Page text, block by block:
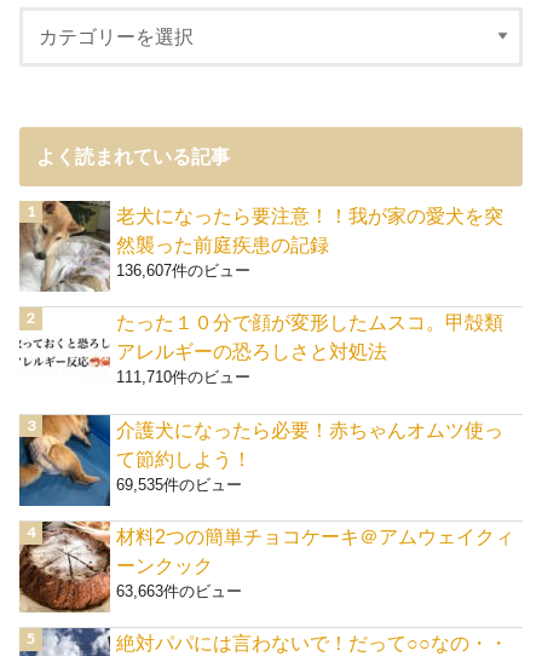
よく読まれている記事
老犬になったら要注意！！我が家の愛犬を突
然襲った前庭疾患の記録
136,607件のビュー
たった１０分で顔が変形したムスコ。甲殻類
アレルギーの恐ろしさと対処法
111,710件のビュー
介護犬になったら必要！赤ちゃんオムツ使っ
て節約しよう！
69,535件のビュー
材料2つの簡単チョコケーキ＠アムウェイクィ
ーンクック
63,663件のビュー
絶対パパには言わないで！だって○○なの・・